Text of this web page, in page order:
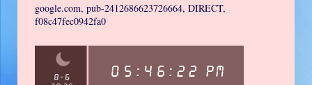
google.com, pub-2412686623726664, DIRECT,
f08c47fec0942fa0